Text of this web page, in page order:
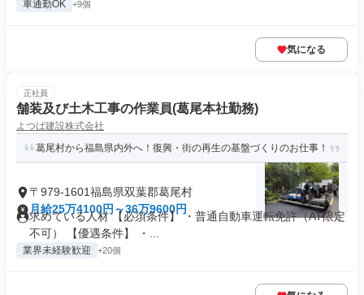
車通勤OK +9個
気になる
正社員
舗装及び土木工事の作業員(葛尾本社勤務)
よつば建設株式会社
葛尾村から福島県内外へ！復興・街の再生の基盤づくりのお仕事！
〒979-1601福島県双葉郡葛尾村
月給25万4100円～36万9600円
求めている人材 【必須条件】 ・普通自動車運転免許（AT限定
不可） 【優遇条件】 ・...
業界未経験歓迎 +20個